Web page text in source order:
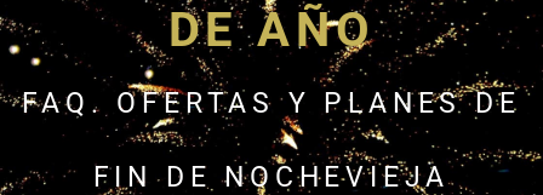
DE AÑO
FAQ. OFERTAS Y PLANES DE
FIN DE NOCHEVIEJA